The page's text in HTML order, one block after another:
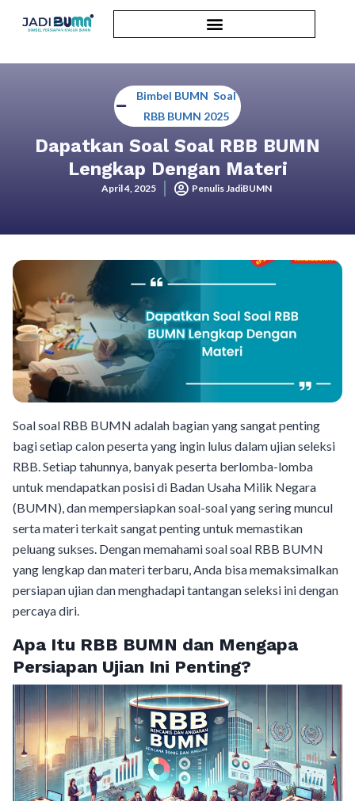
Bimbel BUMN ,Soal
RBB BUMN 2025
Dapatkan Soal Soal RBB BUMN
Lengkap Dengan Materi
April 4, 2025 Penulis JadiBUMN
Soal soal RBB BUMN adalah bagian yang sangat penting
bagi setiap calon peserta yang ingin lulus dalam ujian seleksi
RBB. Setiap tahunnya, banyak peserta berlomba-lomba
untuk mendapatkan posisi di Badan Usaha Milik Negara
(BUMN), dan mempersiapkan soal-soal yang sering muncul
serta materi terkait sangat penting untuk memastikan
peluang sukses. Dengan memahami soal soal RBB BUMN
yang lengkap dan materi terbaru, Anda bisa memaksimalkan
persiapan ujian dan menghadapi tantangan seleksi ini dengan
percaya diri.
Apa Itu RBB BUMN dan Mengapa
Persiapan Ujian Ini Penting?